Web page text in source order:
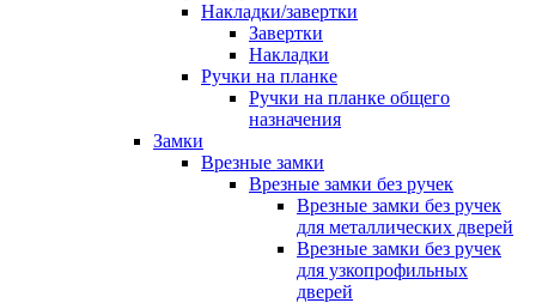
Накладки/завертки
Завертки
Накладки
Ручки на планке
Ручки на планке общего
назначения
Замки
Врезные замки
Врезные замки без ручек
Врезные замки без ручек
для металлических дверей
Врезные замки без ручек
для узкопрофильных
дверей